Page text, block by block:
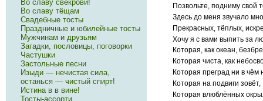
Позвольте, подниму свой
Здесь до меня звучало
Прекрасных, тёплых,
Хочу я с вами выпить за
Которая, как океан,
Которая чиста, как
Которая преград ни в чём
Которая на подвиги зовёт,
Которая влюблённых
Во славу свекрови!
Во славу тёщам
Свадебные тосты
Праздничные и юбилейные тосты
Мужчинам и друзьям
Загадки, пословицы, поговорки
Частушки
Застольные песни
Изыди — нечистая сила,
останься — чистый спирт!
Истина в в вине!
Тосты-ассорти